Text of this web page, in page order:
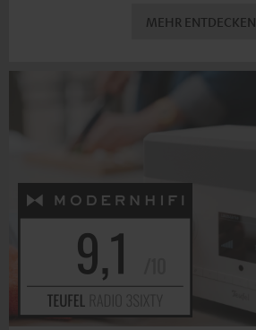
MEHR ENTDECKEN